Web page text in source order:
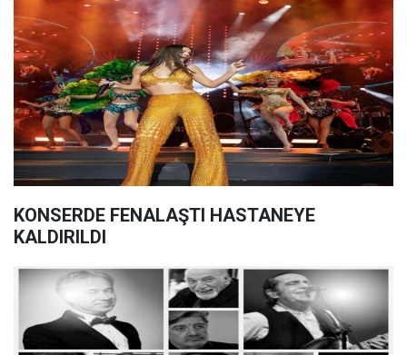
KONSERDE FENALAŞTI HASTANEYE
KALDIRILDI